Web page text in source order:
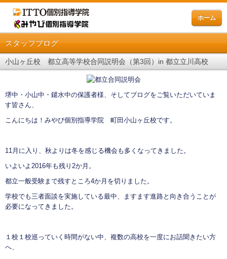
ホーム
スタッフブログ
小山ヶ丘校 都立高等学校合同説明会（第3回）in 都立立川高校
堺中・小山中・鑓水中の保護者様、そしてブログをご覧いただいていま
す皆さん、
こんにちは！みやび個別指導学院 町田小山ヶ丘校です。
11月に入り、秋よりは冬を感じる機会も多くなってきました。
いよいよ2016年も残り2か月。
都立一般受験まで残すところ4か月を切りました。
学校でも三者面談を実施している最中、ますます進路と向き合うことが
必要になってきました。
１校１校巡っていく時間がない中、複数の高校を一度にお話聞きたい方
へ、